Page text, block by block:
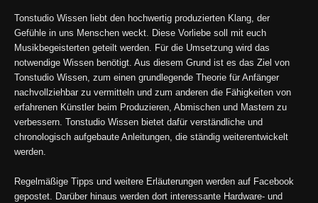
Tonstudio Wissen liebt den hochwertig produzierten Klang, der
Gefühle in uns Menschen weckt. Diese Vorliebe soll mit euch
Musikbegeisterten geteilt werden. Für die Umsetzung wird das
notwendige Wissen benötigt. Aus diesem Grund ist es das Ziel von
Tonstudio Wissen, zum einen grundlegende Theorie für Anfänger
nachvollziehbar zu vermitteln und zum anderen die Fähigkeiten von
erfahrenen Künstler beim Produzieren, Abmischen und Mastern zu
verbessern. Tonstudio Wissen bietet dafür verständliche und
chronologisch aufgebaute Anleitungen, die ständig weiterentwickelt
werden.
Regelmäßige Tipps und weitere Erläuterungen werden auf Facebook
gepostet. Darüber hinaus werden dort interessante Hardware- und